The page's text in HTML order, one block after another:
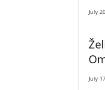
July
July